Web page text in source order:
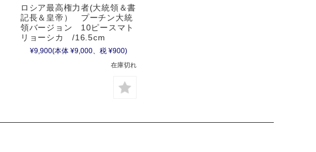
ロシア最高権力者(大統領＆書
記長＆皇帝） プーチン大統
領バージョン 10ピースマト
リョーシカ /16.5cm
¥9,900(本体 ¥9,000、税 ¥900)
在庫切れ